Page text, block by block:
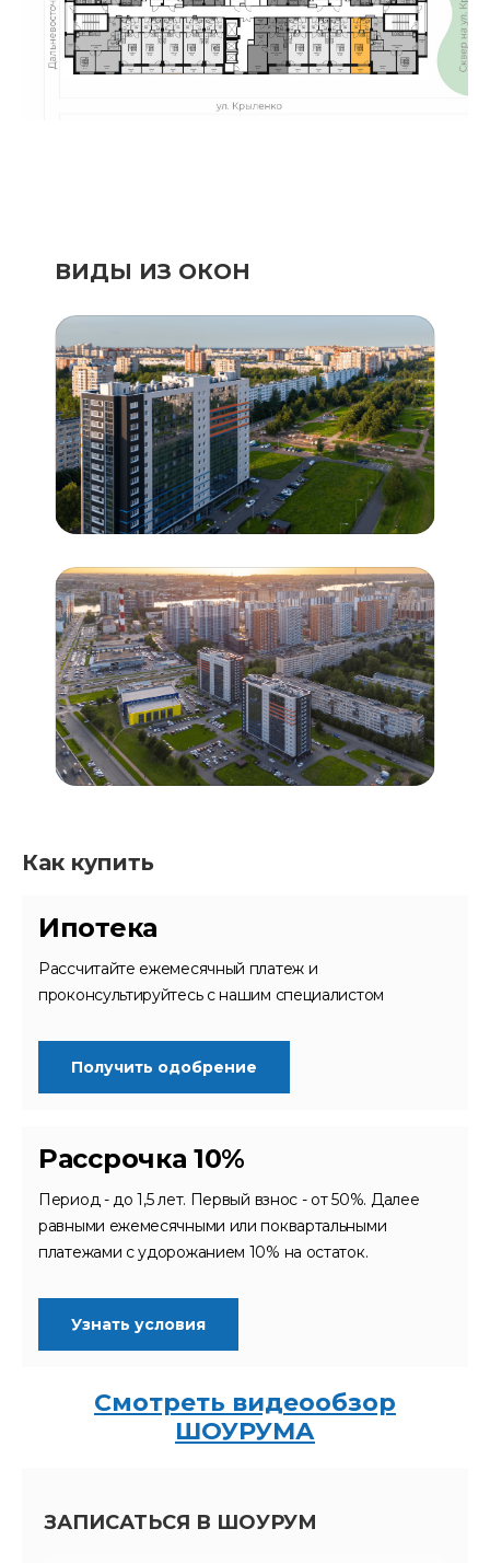
ВИДЫ ИЗ ОКОН
Как купить
Ипотека
Рассчитайте ежемесячный платеж и
проконсультируйтесь с нашим специалистом
Получить одобрение
Рассрочка 10%
Период - до 1,5 лет. Первый взнос - от 50%. Далее
равными ежемесячными или поквартальными
платежами с удорожанием 10% на остаток.
Узнать условия
Смотреть видеообзор
ШОУРУМА
ЗАПИСАТЬСЯ В ШОУРУМ